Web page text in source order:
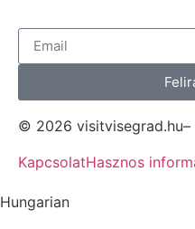
© 2026
KapcsolatHasznos
Hungarian